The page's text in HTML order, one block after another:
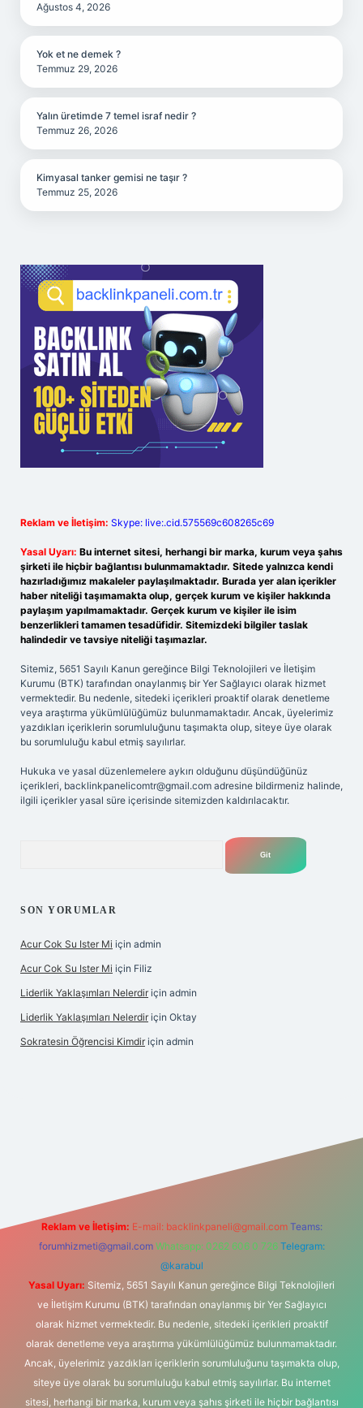
Ağustos 4, 2026
Yok et ne demek ?
Temmuz 29, 2026
Yalın üretimde 7 temel israf nedir ?
Temmuz 26, 2026
Kimyasal tanker gemisi ne taşır ?
Temmuz 25, 2026
Reklam ve İletişim: Skype: live:.cid.575569c608265c69
Yasal Uyarı: Bu internet sitesi, herhangi bir marka, kurum veya şahıs
şirketi ile hiçbir bağlantısı bulunmamaktadır. Sitede yalnızca kendi
hazırladığımız makaleler paylaşılmaktadır. Burada yer alan içerikler
haber niteliği taşımamakta olup, gerçek kurum ve kişiler hakkında
paylaşım yapılmamaktadır. Gerçek kurum ve kişiler ile isim
benzerlikleri tamamen tesadüfidir. Sitemizdeki bilgiler taslak
halindedir ve tavsiye niteliği taşımazlar.
Sitemiz, 5651 Sayılı Kanun gereğince Bilgi Teknolojileri ve İletişim
Kurumu (BTK) tarafından onaylanmış bir Yer Sağlayıcı olarak hizmet
vermektedir. Bu nedenle, sitedeki içerikleri proaktif olarak denetleme
veya araştırma yükümlülüğümüz bulunmamaktadır. Ancak, üyelerimiz
yazdıkları içeriklerin sorumluluğunu taşımakta olup, siteye üye olarak
bu sorumluluğu kabul etmiş sayılırlar.
Hukuka ve yasal düzenlemelere aykırı olduğunu düşündüğünüz
içerikleri, backlinkpanelicomtr@gmail.com adresine bildirmeniz halinde,
ilgili içerikler yasal süre içerisinde sitemizden kaldırılacaktır.
SON YORUMLAR
Acur Cok Su Ister Mi için admin
Acur Cok Su Ister Mi için Filiz
Liderlik Yaklaşımları Nelerdir için admin
Liderlik Yaklaşımları Nelerdir için Oktay
Sokratesin Öğrencisi Kimdir için admin
Reklam ve İletişim: E-mail: backlinkpaneli@gmail.com Teams:
forumhizmeti@gmail.com Whatsapp: 0262 606 0 726 Telegram:
@karabul
Yasal Uyarı: Sitemiz, 5651 Sayılı Kanun gereğince Bilgi Teknolojileri
ve İletişim Kurumu (BTK) tarafından onaylanmış bir Yer Sağlayıcı
olarak hizmet vermektedir. Bu nedenle, sitedeki içerikleri proaktif
olarak denetleme veya araştırma yükümlülüğümüz bulunmamaktadır.
Ancak, üyelerimiz yazdıkları içeriklerin sorumluluğunu taşımakta olup,
siteye üye olarak bu sorumluluğu kabul etmiş sayılırlar. Bu internet
sitesi, herhangi bir marka, kurum veya şahıs şirketi ile hiçbir bağlantısı